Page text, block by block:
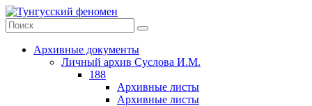
Архивные документы
Личный архив Суслова И.М.
188
Архивные листы
Архивные листы